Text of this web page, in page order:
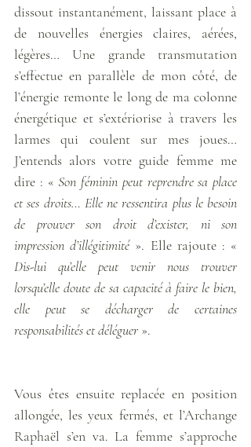
dissout instantanément, laissant place à
de nouvelles énergies claires, aérées,
légères… Une grande transmutation
s’effectue en parallèle de mon côté, de
l’énergie remonte le long de ma colonne
énergétique et s’extériorise à travers les
larmes qui coulent sur mes joues…
J’entends alors votre guide femme me
dire : « Son féminin peut reprendre sa place
et ses droits… Elle ne ressentira plus le besoin
de prouver son droit d’exister, ni son
impression d’illégitimité
Dis-lui qu’elle peut venir nous trouver
lorsqu’elle doute de sa capacité à faire le bien,
elle peut se décharger de certaines
responsabilités et déléguer ».
Vous êtes ensuite replacée en position
allongée, les yeux fermés, et l’Archange
Raphaël s’en va. La femme s’approche